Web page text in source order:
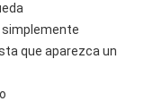
simplemente
que aparezca un